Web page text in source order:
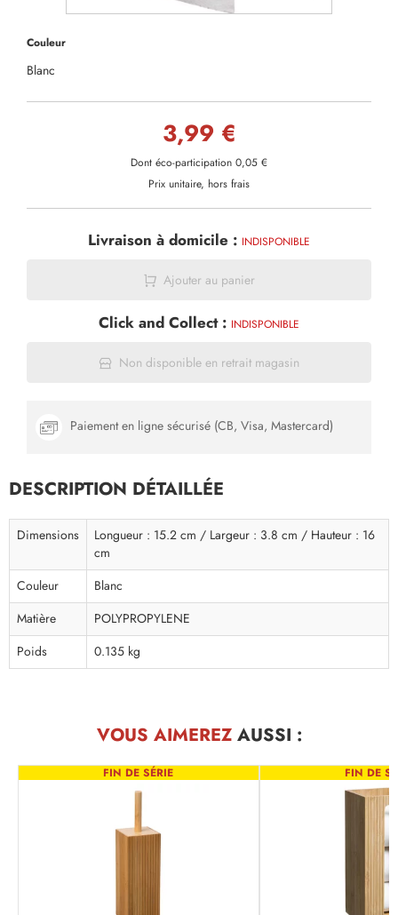
Couleur
Blanc
3,99 €
Dont éco-participation 0,05 €
Prix unitaire, hors frais
Livraison à domicile : INDISPONIBLE
Ajouter au panier
Click and Collect : INDISPONIBLE
Non disponible en retrait magasin
Paiement en ligne sécurisé (CB, Visa, Mastercard)
DESCRIPTION DÉTAILLÉE
Dimensions
Longueur : 15.2 cm / Largeur : 3.8 cm / Hauteur : 16
cm
Couleur
Blanc
Matière
POLYPROPYLENE
Poids
0.135 kg
VOUS AIMEREZAUSSI :
FIN DE SÉRIE FIN DE